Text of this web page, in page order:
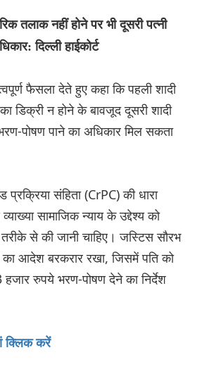
तलाक नहीं होने पर भी दूसरी पत्नी
दिल्ली हाईकोर्ट
फैसला देते हुए कहा कि पहली शादी
डिक्री न होने के बावजूद दूसरी शादी
पोषण पाने का अधिकार मिल सकता
संहिता (CrPC) की धारा
सामाजिक न्याय के उद्देश्य को
से की जानी चाहिए। जस्टिस सौरभ
का आदेश बरकरार रखा, जिसमें पति को
हजार रुपये भरण-पोषण देने का निर्देश
क्लिक करें